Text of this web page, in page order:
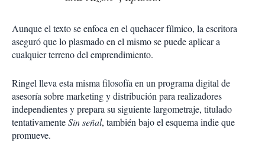
Aunque el texto se enfoca en el quehacer fílmico, la escritora
aseguró que lo plasmado en el mismo se puede aplicar a
cualquier terreno del emprendimiento.
Ringel lleva esta misma filosofía en un programa digital de
asesoría sobre marketing y distribución para realizadores
independientes y prepara su siguiente largometraje, titulado
tentativamenteSin señal, también bajo el esquema indie que
promueve.